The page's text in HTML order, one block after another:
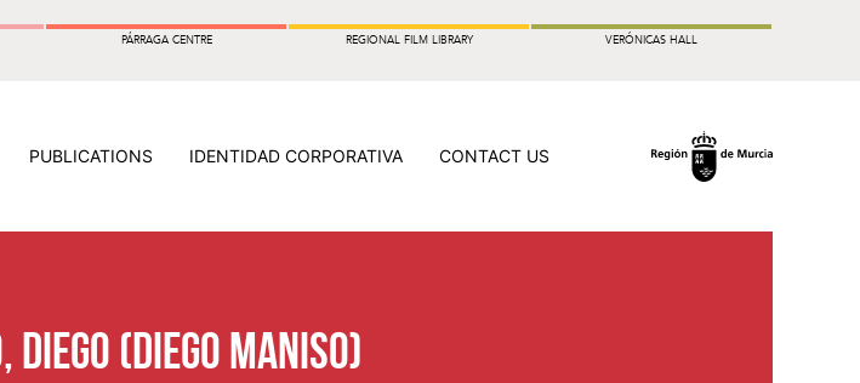
PÁRRAGA CENTRE REGIONAL FILM LIBRARY VERÓNICAS HALL
PUBLICATIONS IDENTIDAD CORPORATIVA CONTACT US
Diego (Diego Maniso)